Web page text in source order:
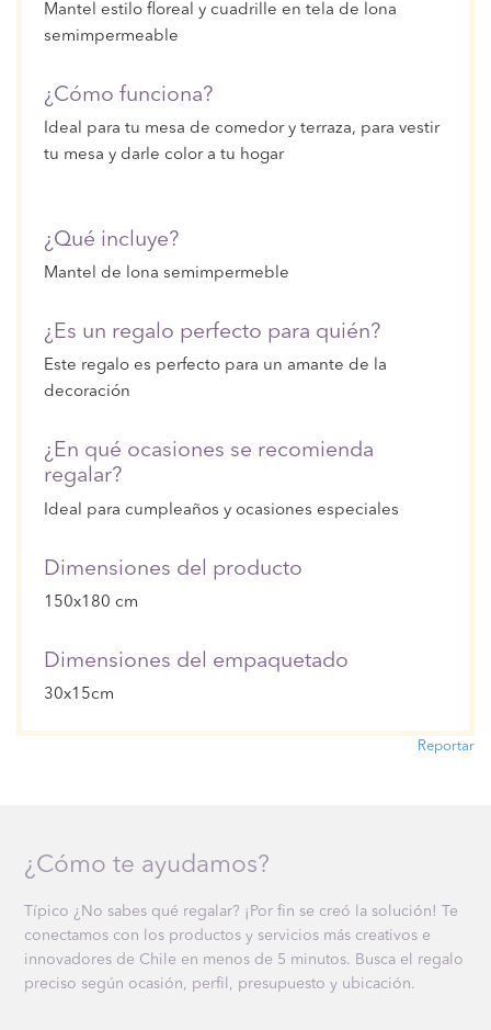
Mantel estilo floreal y cuadrille en tela de lona
semimpermeable
¿Cómo funciona?
Ideal para tu mesa de comedor y terraza, para vestir
tu mesa y darle color a tu hogar
¿Qué incluye?
Mantel de lona semimpermeble
¿Es un regalo perfecto para quién?
Este regalo es perfecto para un amante de la
decoración
¿En qué ocasiones se recomienda
regalar?
Ideal para cumpleaños y ocasiones especiales
Dimensiones del producto
150x180 cm
Dimensiones del empaquetado
30x15cm
Reportar
¿Cómo te ayudamos?
Típico ¿No sabes qué regalar? ¡Por fin se creó la solución! Te
conectamos con los productos y servicios más creativos e
innovadores de Chile en menos de 5 minutos. Busca el regalo
preciso según ocasión, perfil, presupuesto y ubicación.